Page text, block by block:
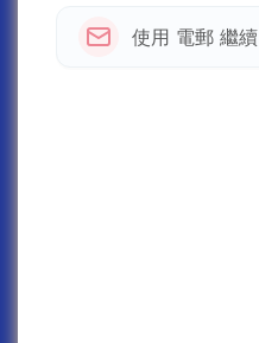
使用 電郵 繼續